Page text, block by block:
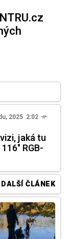
2025 2:02
jaká tu
RGB-
DALŠÍ ČLÁNEK